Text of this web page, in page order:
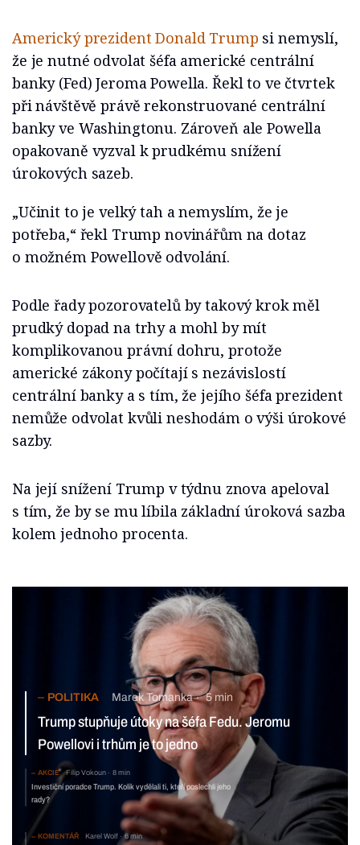
Americký prezident Donald Trump si nemyslí,
že je nutné odvolat šéfa americké centrální
banky (Fed) Jeroma Powella. Řekl to ve čtvrtek
při návštěvě právě rekonstruované centrální
banky ve Washingtonu. Zároveň ale Powella
opakovaně vyzval k prudkému snížení
úrokových sazeb.
„Učinit to je velký tah a nemyslím, že je
potřeba,“ řekl Trump novinářům na dotaz
o možném Powellově odvolání.
Podle řady pozorovatelů by takový krok měl
prudký dopad na trhy a mohl by mít
komplikovanou právní dohru, protože
americké zákony počítají s nezávislostí
centrální banky a s tím, že jejího šéfa prezident
nemůže odvolat kvůli neshodám o výši úrokové
sazby.
Na její snížení Trump v týdnu znova apeloval
s tím, že by se mu líbila základní úroková sazba
kolem jednoho procenta.
POLITIKA Marek Tomanka 5 min
Trump stupňuje útoky na šéfa Fedu. Jeromu Powellovi
i trhům je to jedno
AKCIE 8 min
Investiční poradce Trump. Kolik vydělali ti, kteří
poslechli jeho rady?
KOMENTÁŘ Karel Wolf 6 min